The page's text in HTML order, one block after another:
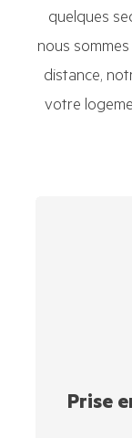
quelques
nous
distance,
votre
Prise